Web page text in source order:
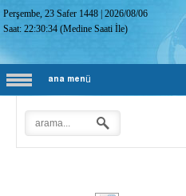
Perşembe, 23 Safer 1448 |2026/08/06
Saat:22:30:35 (Medine Saati İle)
ana menü